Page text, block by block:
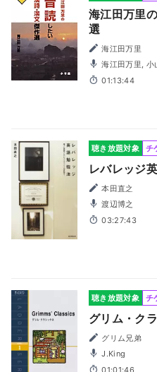
海江田万里
選
海江田万里
海江田万里, 小
01:13:44
聴き放題対象 チ
レバレッジ
本田直之
渡辺博之
03:27:43
聴き放題対象 チ
グリム・ク
グリム兄弟
J.King
01:01:46